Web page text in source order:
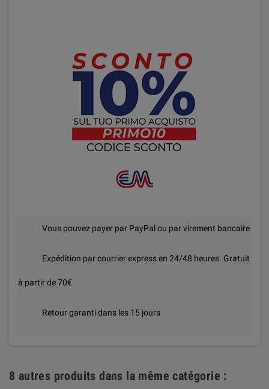
Vous pouvez payer par PayPal ou par virement bancaire
Expédition par courrier express en 24/48 heures. Gratuit
à partir de 70€
Retour garanti dans les 15 jours
8 autres produits dans la même catégorie :